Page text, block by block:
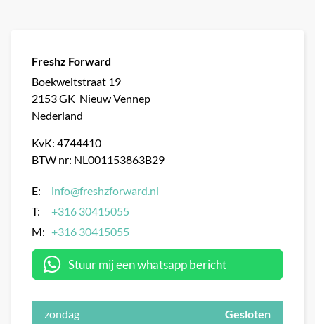
Freshz Forward
Boekweitstraat 19
2153 GK Nieuw Vennep
Nederland
KvK: 4744410
BTW nr: NL001153863B29
E:
info@freshzforward.nl
T:
+316 30415055
M: +316 30415055
Stuur mij een whatsapp bericht
zondag Gesloten